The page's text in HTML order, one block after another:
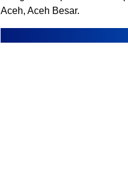
Aceh, Aceh Besar.